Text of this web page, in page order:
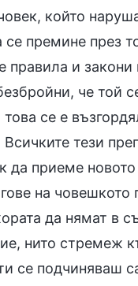
който
премине през
правила и закони
че той
това се е
тези
да приеме
на човешкото
да нямат в
нито стремеж
се подчиняваш